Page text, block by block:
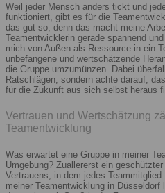
Weil jeder Mensch anders tickt und
funktioniert, gibt es für die
das gut so, denn das macht meine
Teamentwicklerin gerade spannend
mich von Außen als Ressource in ein
unbefangene und wertschätzende
die Gruppe umzumünzen. Dabei
Ratschlägen, sondern achte darauf,
für die Zukunft aus sich selbst heraus
Vertrauen und Wertschätzung
Teamentwicklung
Was erwartet eine Gruppe in meiner
Umgebung? Zuallererst ein
Vertrauens, in dem jedes
meiner Teamentwicklung in